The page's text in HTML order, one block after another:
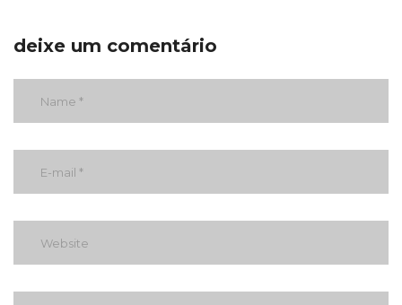
deixe um comentário